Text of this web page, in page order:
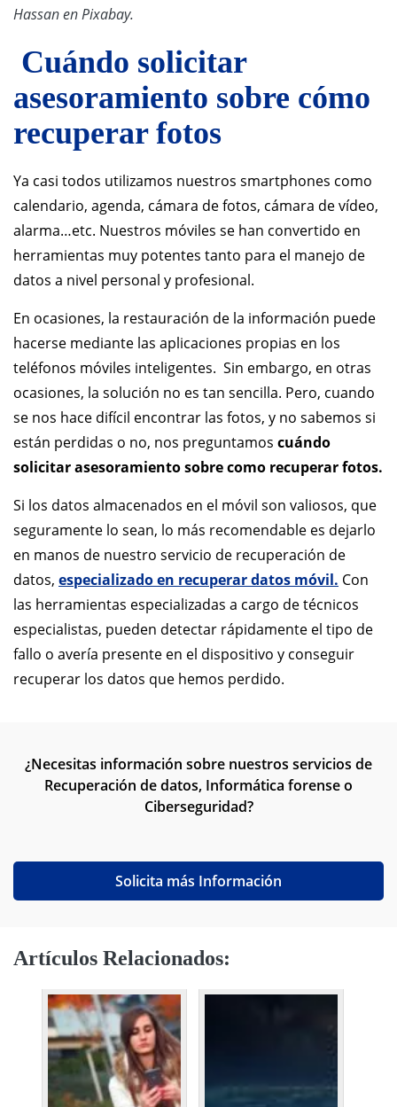
Hassan en Pixabay.
Cuándo solicitar
asesoramiento sobre cómo
recuperar fotos
Ya casi todos utilizamos nuestros smartphones como
calendario, agenda, cámara de fotos, cámara de vídeo,
alarma…etc. Nuestros móviles se han convertido en
herramientas muy potentes tanto para el manejo de
datos a nivel personal y profesional.
En ocasiones, la restauración de la información puede
hacerse mediante las aplicaciones propias en los
teléfonos móviles inteligentes. Sin embargo, en otras
ocasiones, la solución no es tan sencilla. Pero, cuando
se nos hace difícil encontrar las fotos, y no sabemos si
están perdidas o no, nos preguntamos cuándo
solicitar asesoramiento sobre como recuperar fotos.
Si los datos almacenados en el móvil son valiosos, que
seguramente lo sean, lo más recomendable es dejarlo
en manos de nuestro servicio de recuperación de
datos, especializado en recuperar datos móvil. Con
las herramientas especializadas a cargo de técnicos
especialistas, pueden detectar rápidamente el tipo de
fallo o avería presente en el dispositivo y conseguir
recuperar los datos que hemos perdido.
¿Necesitas información sobre nuestros servicios de
Recuperación de datos, Informática forense o
Ciberseguridad?
Solicita más Información
Artículos Relacionados: